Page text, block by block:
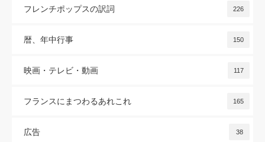
フレンチポップスの訳詞 226
暦、年中行事 150
映画・テレビ・動画 117
フランスにまつわるあれこれ 165
広告 38